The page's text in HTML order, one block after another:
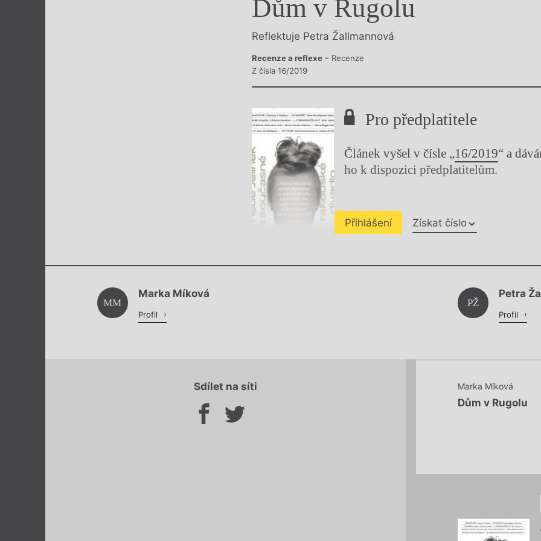
Výroční cenyDům v Rugolu
Reflektuje Petra Žallmannová
Recenze a reflexe – Recenze
Z čísla 16/2019
Pro předplatitele
Článek vyšel v čísle „16/2019“ a
ho k dispozici předplatitelům.
Přihlášení Získat číslo
Chviličku.
MM
Marka Míková
Profil
PŽ
Petra
Profil
Sdílet na síti Marka Míková
Dům v Rugolu